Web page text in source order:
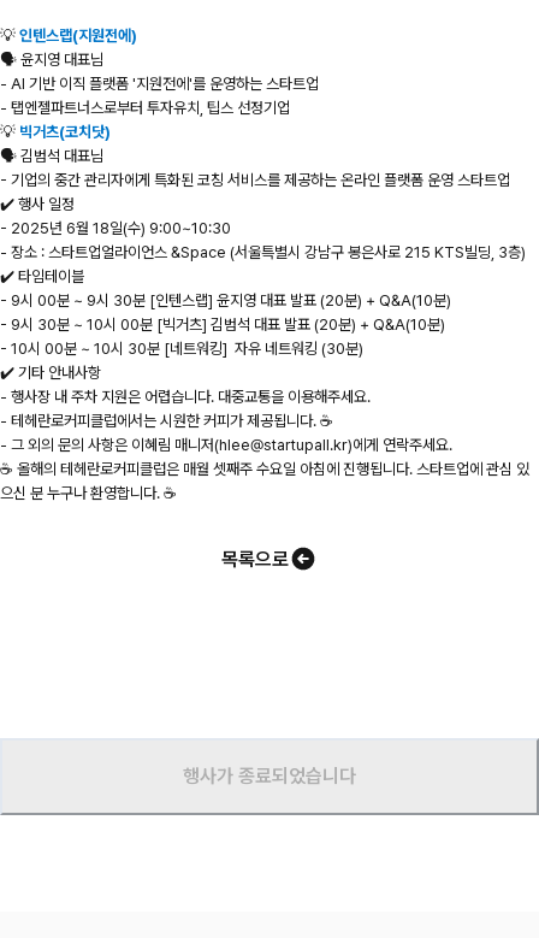
💡 인텐스랩(지원전에)
🗣️ 윤지영 대표님
- AI 기반 이직 플랫폼 '지원전에'를 운영하는 스타트업
- 탭엔젤파트너스로부터 투자유치, 팁스 선정기업
💡 빅거츠(코치닷)
🗣️ 김범석 대표님
- 기업의 중간 관리자에게 특화된 코칭 서비스를 제공하는 온라인 플랫폼 운영 스타트업
✔️ 행사 일정
- 2025년 6월 18일(수) 9:00~10:30
- 장소 : 스타트업얼라이언스 &Space (서울특별시 강남구 봉은사로 215 KTS빌딩, 3층)
✔️ 타임테이블
- 9시 00분 ~ 9시 30분 [인텐스랩] 윤지영 대표 발표 (20분) + Q&A(10분)
- 9시 30분 ~ 10시 00분 [빅거츠] 김범석 대표 발표 (20분) + Q&A(10분)
- 10시 00분 ~ 10시 30분 [네트워킹] 자유 네트워킹 (30분)
✔️ 기타 안내사항
- 행사장 내 주차 지원은 어렵습니다. 대중교통을 이용해주세요.
- 테헤란로커피클럽에서는 시원한 커피가 제공됩니다. ☕️
- 그 외의 문의 사항은 이혜림 매니저(hlee@startupall.kr)에게 연락주세요.
☕️ 올해의 테헤란로커피클럽은 매월 셋째주 수요일 아침에 진행됩니다. 스타트업에 관심 있
으신 분 누구나 환영합니다. ☕️
목록으로
행사가 종료되었습니다